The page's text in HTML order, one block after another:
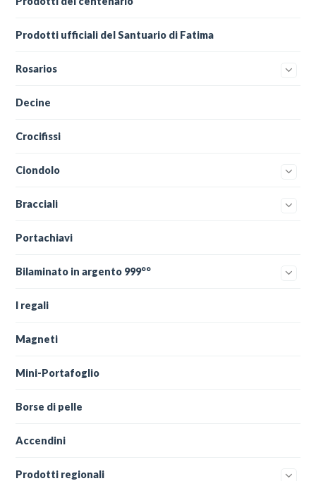
Prodotti ufficiali del Santuario di Fatima
Rosarios
Decine
Crocifissi
Ciondolo
Bracciali
Portachiavi
Bilaminato in argento 999°°
I regali
Magneti
Mini-Portafoglio
Borse di pelle
Accendini
Prodotti regionali